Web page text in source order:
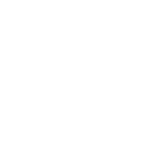
_context) =>